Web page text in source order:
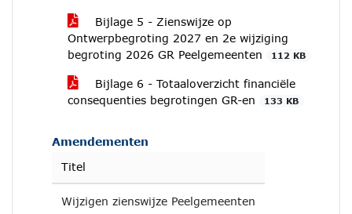
Bijlage 5 - Zienswijze op
Ontwerpbegroting 2027 en 2e wijziging
begroting 2026 GR Peelgemeenten
112 KB
Bijlage 6 - Totaaloverzicht financiële
consequenties begrotingen GR-en
133 KB
Amendementen
Titel
Wijzigen zienswijze Peelgemeenten